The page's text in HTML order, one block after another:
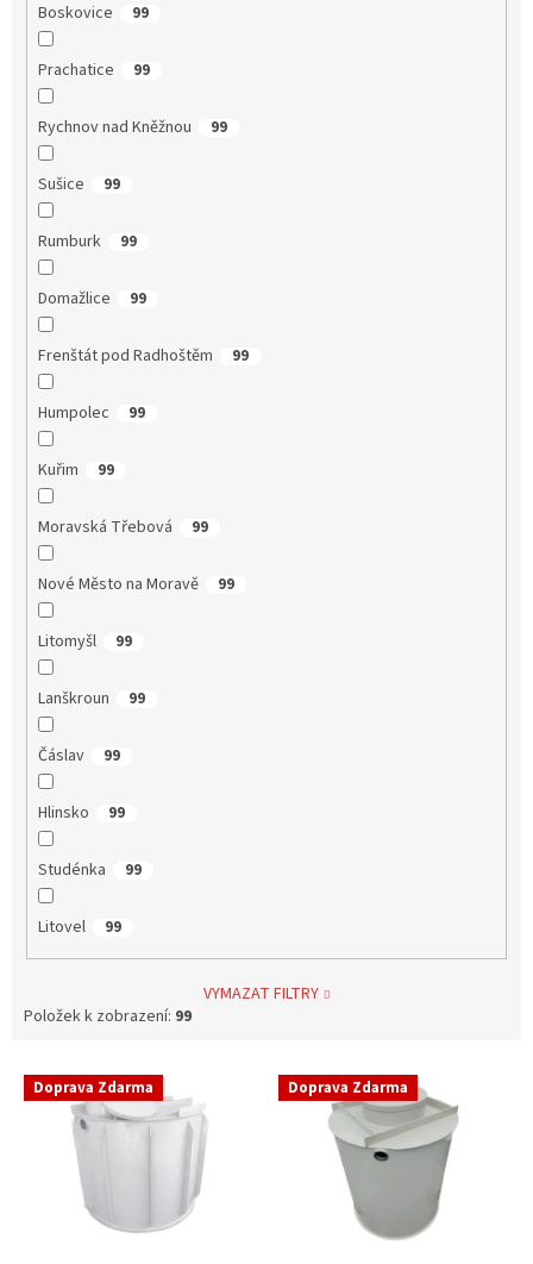
Boskovice 99
Prachatice 99
Rychnov nad Kněžnou 99
Sušice 99
Rumburk 99
Domažlice 99
Frenštát pod Radhoštěm 99
Humpolec 99
Kuřim 99
Moravská Třebová 99
Nové Město na Moravě 99
Litomyšl 99
Lanškroun 99
Čáslav 99
Hlinsko 99
Studénka 99
Litovel 99
VYMAZAT FILTRY
Položek k zobrazení: 99
V Doprava Zdarma Doprava Zdarma